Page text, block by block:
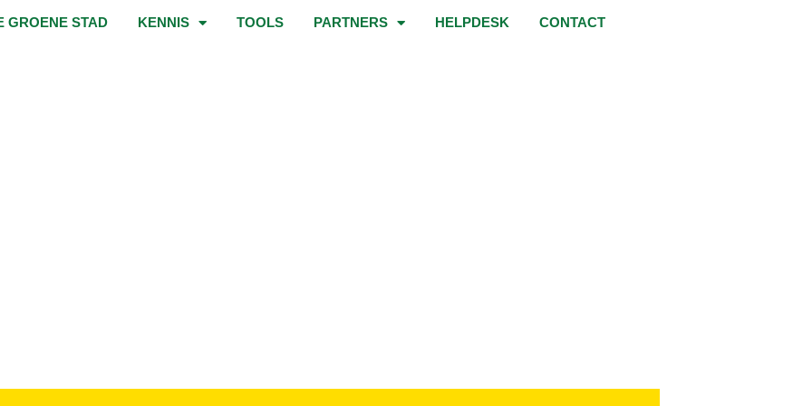
GROENE STAD KENNIS TOOLS PARTNERS HELPDESK CONTACT